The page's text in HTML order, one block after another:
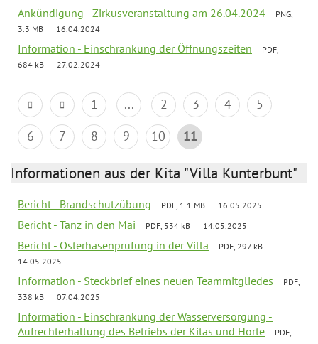
Ankündigung - Zirkusveranstaltung am 26.04.2024
PNG,
3.3 MB
16.04.2024
Information - Einschränkung der Öffnungszeiten
PDF,
684 kB
27.02.2024
1 ... 2 3 4
5
6
7 8 9 10 11
Informationen aus der Kita "Villa Kunterbunt"
Bericht - Brandschutzübung PDF, 1.1 MB 16.05.2025
Bericht - Tanz in den Mai PDF, 534 kB 14.05.2025
Bericht - Osterhasenprüfung in der Villa
PDF, 297 kB
14.05.2025
Information - Steckbrief eines neuen Teammitgliedes
PDF,
338 kB
07.04.2025
Information - Einschränkung der Wasserversorgung -
Aufrechterhaltung des Betriebs der Kitas und Horte
PDF,